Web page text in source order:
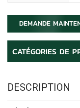
DEMANDE
CATÉGORIES DE
DESCRIPTION